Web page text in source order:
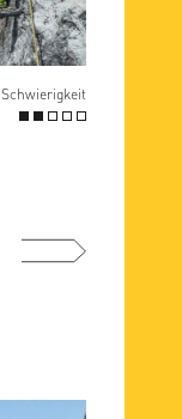
Schwierigkeit